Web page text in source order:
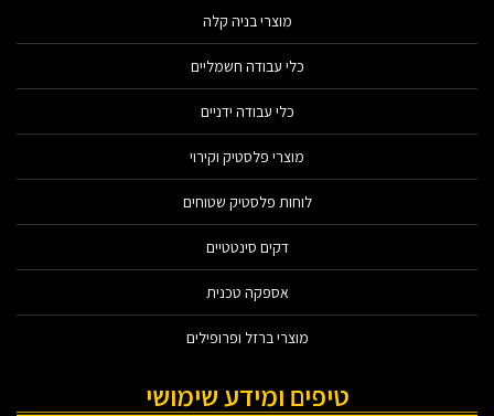
מוצרי בניה קלה
כלי עבודה חשמליים
כלי עבודה ידניים
מוצרי פלסטיק וקירוי
לוחות פלסטיק שטוחים
דקים סינטטיים
אספקה טכנית
מוצרי ברזל ופרופילים
טיפים ומידע שימושי